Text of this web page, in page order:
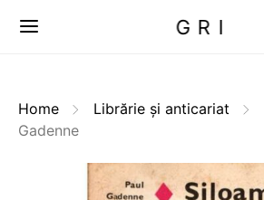
GRI
Home Librărie și anticariat
Gadenne